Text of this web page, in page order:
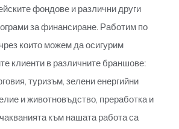
фондове и различни други
за финансиране. Работим по
които можем да осигурим
клиенти в различните браншове:
туризъм, зелени енергийни
и животновъдство, преработка и
към нашата работа са